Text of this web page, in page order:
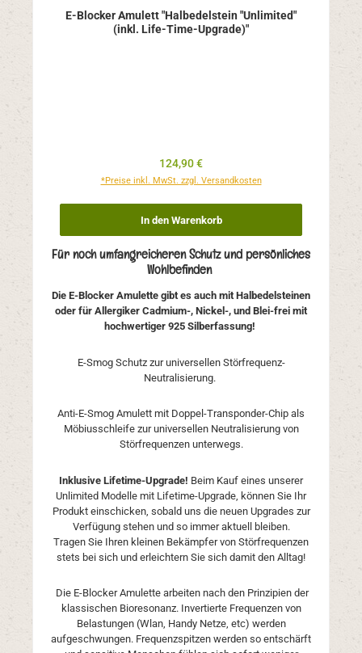
E-Blocker Amulett "Halbedelstein "Unlimited"
(inkl. Life-Time-Upgrade)"
Regulärer Preis:
124,90 €
*Preise inkl. MwSt. zzgl. Versandkosten
In den Warenkorb
Für noch umfangreicheren Schutz und persönliches
Wohlbefinden
Die E-Blocker Amulette gibt es auch mit Halbedelsteinen
oder für Allergiker Cadmium-, Nickel-, und Blei-frei mit
hochwertiger 925 Silberfassung!
E-Smog Schutz zur universellen Störfrequenz-
Neutralisierung.
Anti-E-Smog Amulett mit Doppel-Transponder-Chip als
Möbiusschleife zur universellen Neutralisierung von
Störfrequenzen unterwegs.
Inklusive Lifetime-Upgrade! Beim Kauf eines unserer
Unlimited Modelle mit Lifetime-Upgrade, können Sie Ihr
Produkt einschicken, sobald uns die neuen Upgrades zur
Verfügung stehen und so immer aktuell bleiben.
Tragen Sie Ihren kleinen Bekämpfer von Störfrequenzen
stets bei sich und erleichtern Sie sich damit den Alltag!
Die E-Blocker Amulette arbeiten nach den Prinzipien der
klassischen Bioresonanz. Invertierte Frequenzen von
Belastungen (Wlan, Handy Netze, etc) werden
aufgeschwungen. Frequenzspitzen werden so entschärft